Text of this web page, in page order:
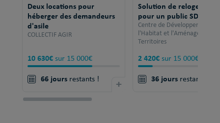
Deux locations pour
héberger des demandeurs
d'asile
COLLECTIF AGIR
10 630€ sur 15 000€
66 jours restants ! +
Solution de relogement
pour un public SDF
Centre de Développement
l'Habitat et l'Aménagement
Territoires
2 420€ sur 15 000€
36 jours restants !